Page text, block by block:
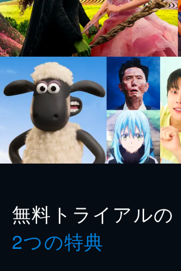
無料トライアルの
2つの特典